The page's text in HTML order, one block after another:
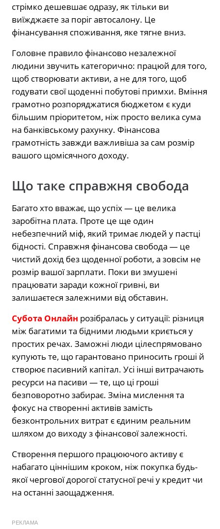
стрімко дешевшає одразу, як тільки ви
виїжджаєте за поріг автосалону. Це
фінансування споживання, яке тягне вниз.
Головне правило фінансово незалежної
людини звучить категорично: працюй для того,
щоб створювати активи, а не для того, щоб
годувати свої щоденні побутові примхи. Вміння
грамотно розпоряджатися бюджетом є куди
більшим пріоритетом, ніж просто велика сума
на банківському рахунку. Фінансова
грамотність завжди важливіша за сам розмір
вашого щомісячного доходу.
Що таке справжня свобода
Багато хто вважає, що успіх — це велика
заробітна плата. Проте це ще один
небезпечний міф, який тримає людей у пастці
бідності. Справжня фінансова свобода — це
чистий дохід без щоденної роботи, а зовсім не
розмір вашої зарплати. Поки ви змушені
працювати заради кожної гривні, ви
залишаєтеся залежними від обставин.
Субота Онлайн розібралась у ситуації: різниця
між багатими та бідними людьми криється у
простих речах. Заможні люди цілеспрямовано
купують те, що гарантовано приносить гроші й
створює пасивний капітал. Усі інші витрачають
ресурси на пасиви — те, що ці гроші
безповоротно забирає. Зміна мислення та
фокус на створенні активів замість
безконтрольних витрат є єдиним реальним
шляхом до виходу з фінансової залежності.
Створення першого працюючого активу є
набагато ціннішим кроком, ніж покупка будь-
якої чергової дорогої статусної речі у кредит чи
на останні заощадження.
РЕКЛАМА